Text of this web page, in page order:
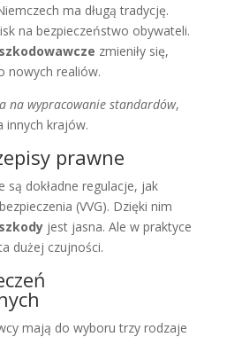
ma długą tradycję.
na bezpieczeństwo obywateli.
zmieniły się,
nowych realiów.
na wypracowanie standardów,
innych krajów.
prawne
są dokładne regulacje, jak
(VVG). Dzięki nim
jest jasna. Ale w praktyce
dużej czujności.
mają do wyboru trzy rodzaje